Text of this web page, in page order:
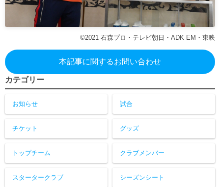
©2021 石森プロ・テレビ朝日・ADK EM・東映
本記事に関するお問い合わせ
カテゴリー
お知らせ 試合
チケット グッズ
トップチーム クラブメンバー
スタータークラブ シーズンシート